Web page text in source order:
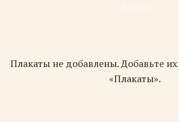
Плакаты не добавлены. Добавьте
«Плакаты».